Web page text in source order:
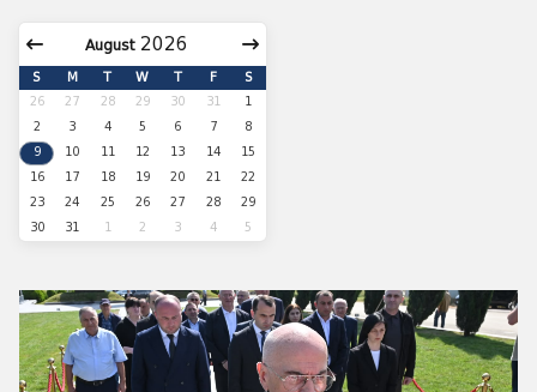
August
S M T W T F S
26 27 28 29 30 31
1
2
3 4 5 6 7
8
9
10 11 12 13 14
15
16
17 18 19 20 21
22
23
24 25 26 27 28
29
30
31 1 2 3 4 5